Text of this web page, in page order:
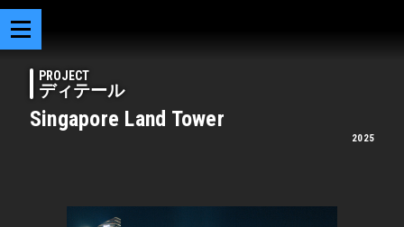
PROJECT
ディテール
Singapore Land Tower
2025